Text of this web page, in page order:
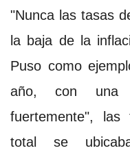
"Nunca las tasas
la baja de la
Puso como
año, con una
fuertemente",
total se